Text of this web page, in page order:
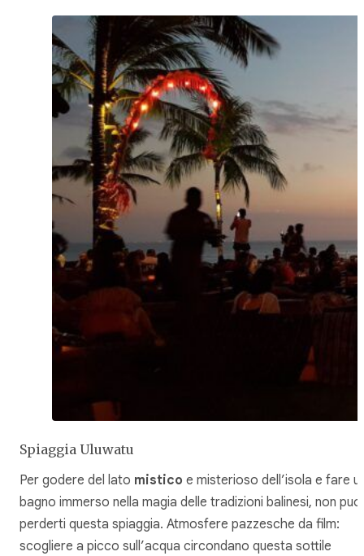
Spiaggia Uluwatu
Per godere del lato mistico e misterioso dell’isola e fare
bagno immerso nella magia delle tradizioni balinesi, non puoi
perderti questa spiaggia. Atmosfere pazzesche da film:
scogliere a picco sull’acqua circondano questa sottile